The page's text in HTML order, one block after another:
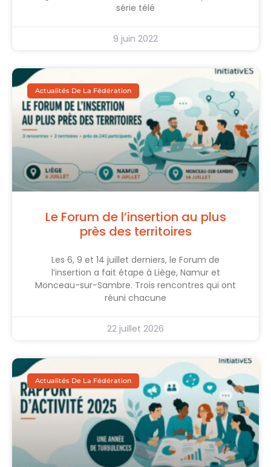
série télé
9 juin 2022
Actualités De La Fédération
Le Forum de l’insertion au plus
près des territoires
Les 6, 9 et 14 juillet derniers, le Forum de
l’insertion a fait étape à Liège, Namur et
Monceau-sur-Sambre. Trois rencontres qui ont
réuni chacune
22 juillet 2026
Actualités De La Fédération